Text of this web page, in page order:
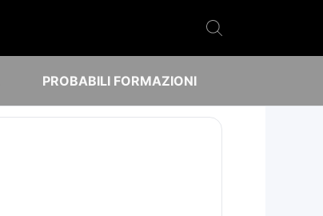
PROBABILI FORMAZIONI